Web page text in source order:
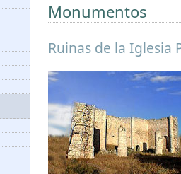
Monumentos
Ruinas de la